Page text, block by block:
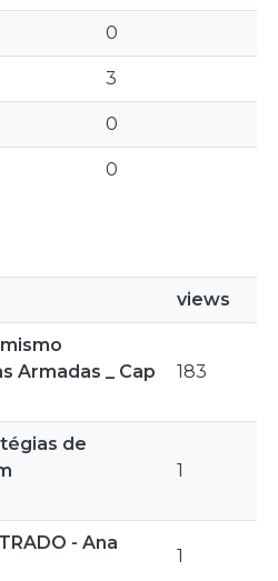
0
3
0
0
views
Armadas _ Cap
183
de
1
- Ana
1